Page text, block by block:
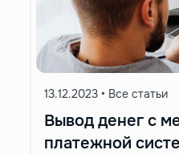
13.12.2023 • Все статьи
Вывод денег с
платежной